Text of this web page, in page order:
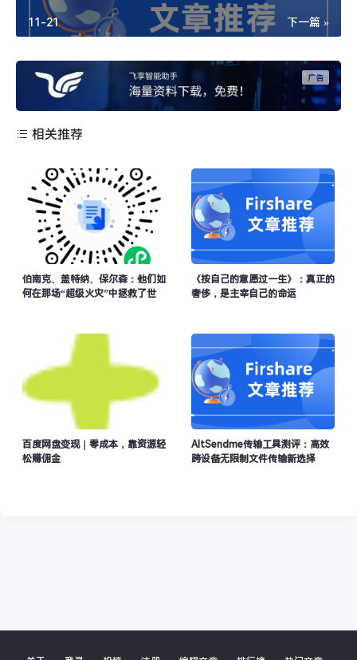
下一篇 »
11-21
相关推荐
伯南克、盖特纳、保尔森：他们如
何在那场“超级火灾”中拯救了世
《按自己的意愿过一生》：真正的
奢侈，是主宰自己的命运
百度网盘变现｜零成本，靠资源轻
松赚佣金
AltSendme传输工具测评：高效
跨设备无限制文件传输新选择